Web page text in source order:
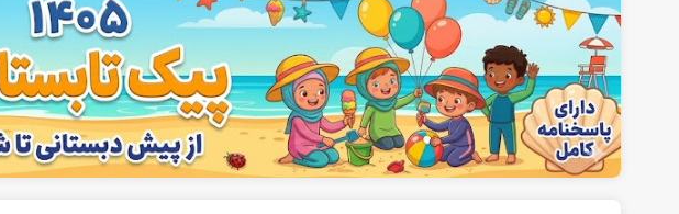
پکیج های پیش دبستانی
کتاب پیش دبستانی
فلش کارت آموزشی
دانلود رایگان کاربرگ پیش دبستانی
کاربرگ هفتگی پیش